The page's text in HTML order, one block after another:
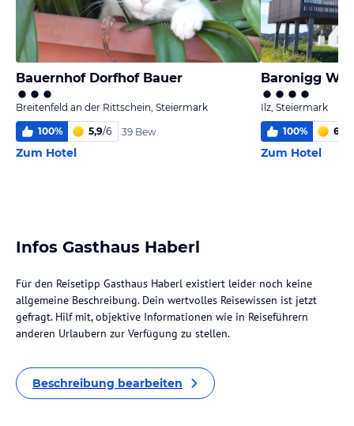
Bauernhof Dorfhof Bauer
Breitenfeld an der Rittschein, Steiermark
100% 5,9/6 39 Bew.
Zum Hotel
Baronigg
Ilz, Steiermark
100% 6,0
Zum Hotel
Infos Gasthaus Haberl
Für den Reisetipp Gasthaus Haberl existiert leider noch keine
allgemeine Beschreibung. Dein wertvolles Reisewissen ist jetzt
gefragt. Hilf mit, objektive Informationen wie in Reiseführern
anderen Urlaubern zur Verfügung zu stellen.
Beschreibung bearbeiten